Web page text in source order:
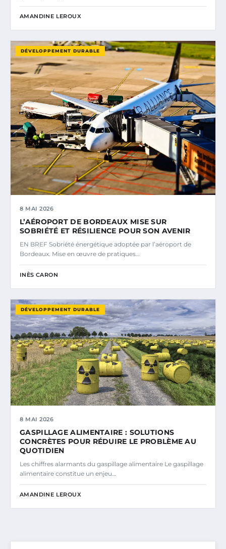
AMANDINE LEROUX
DÉVELOPPEMENT DURABLE
8 MAI 2026
L’AÉROPORT DE BORDEAUX MISE SUR
SOBRIÉTÉ ET RÉSILIENCE POUR SON AVENIR
EN BREF Sobriété énergétique adoptée par l’aéroport de
Bordeaux. Mise en œuvre de pratiques…
INÈS CARON
DÉVELOPPEMENT DURABLE
8 MAI 2026
GASPILLAGE ALIMENTAIRE : SOLUTIONS
CONCRÈTES POUR RÉDUIRE LE PROBLÈME AU
QUOTIDIEN
Les chiffres alarmants du gaspillage alimentaire Le gaspillage
alimentaire constitue un enjeu…
AMANDINE LEROUX